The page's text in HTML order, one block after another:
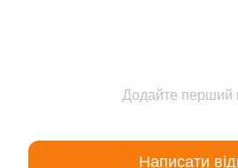
Додайте перший
Написати